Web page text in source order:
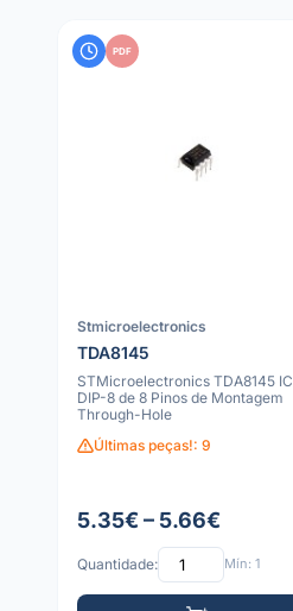
PDF
Stmicroelectronics
TDA8145
STMicroelectronics TDA8145 IC
DIP-8 de 8 Pinos de Montagem
Through-Hole
Últimas peças!: 9
5.35€ – 5.66€
Quantidade: Mín: 1